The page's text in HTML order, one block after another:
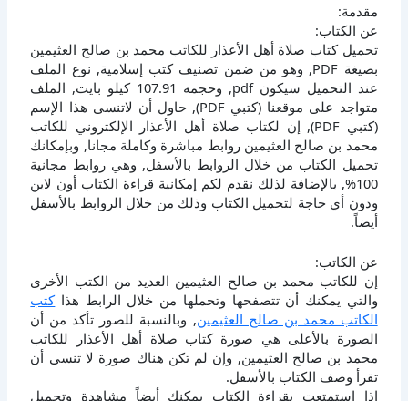
مقدمة:
عن الكتاب:
تحميل كتاب صلاة أهل الأعذار للكاتب محمد بن صالح العثيمين
بصيغة PDF, وهو من ضمن تصنيف كتب إسلامية, نوع الملف
عند التحميل سيكون pdf, وحجمه 107.91 كيلو بايت, الملف
متواجد على موقعنا (كتبي PDF), حاول أن لاتنسى هذا الإسم
(كتبي PDF), إن لكتاب صلاة أهل الأعذار الإلكتروني للكاتب
محمد بن صالح العثيمين روابط مباشرة وكاملة مجانا, وبإمكانك
تحميل الكتاب من خلال الروابط بالأسفل, وهي روابط مجانية
100%, بالإضافة لذلك نقدم لكم إمكانية قراءة الكتاب أون لاين
ودون أي حاجة لتحميل الكتاب وذلك من خلال الروابط بالأسفل
أيضاً.
عن الكاتب:
إن للكاتب محمد بن صالح العثيمين العديد من الكتب الأخرى
والتي يمكنك أن تتصفحها وتحملها من خلال الرابط هذاكتب
الكاتب محمد بن صالح العثيمين, وبالنسبة للصور تأكد من أن
الصورة بالأعلى هي صورة كتاب صلاة أهل الأعذار للكاتب
محمد بن صالح العثيمين, وإن لم تكن هناك صورة لا تنسى أن
تقرأ وصف الكتاب بالأسفل.
إذا إستمتعت بقراءة الكتاب يمكنك أيضاً مشاهدة وتحميل